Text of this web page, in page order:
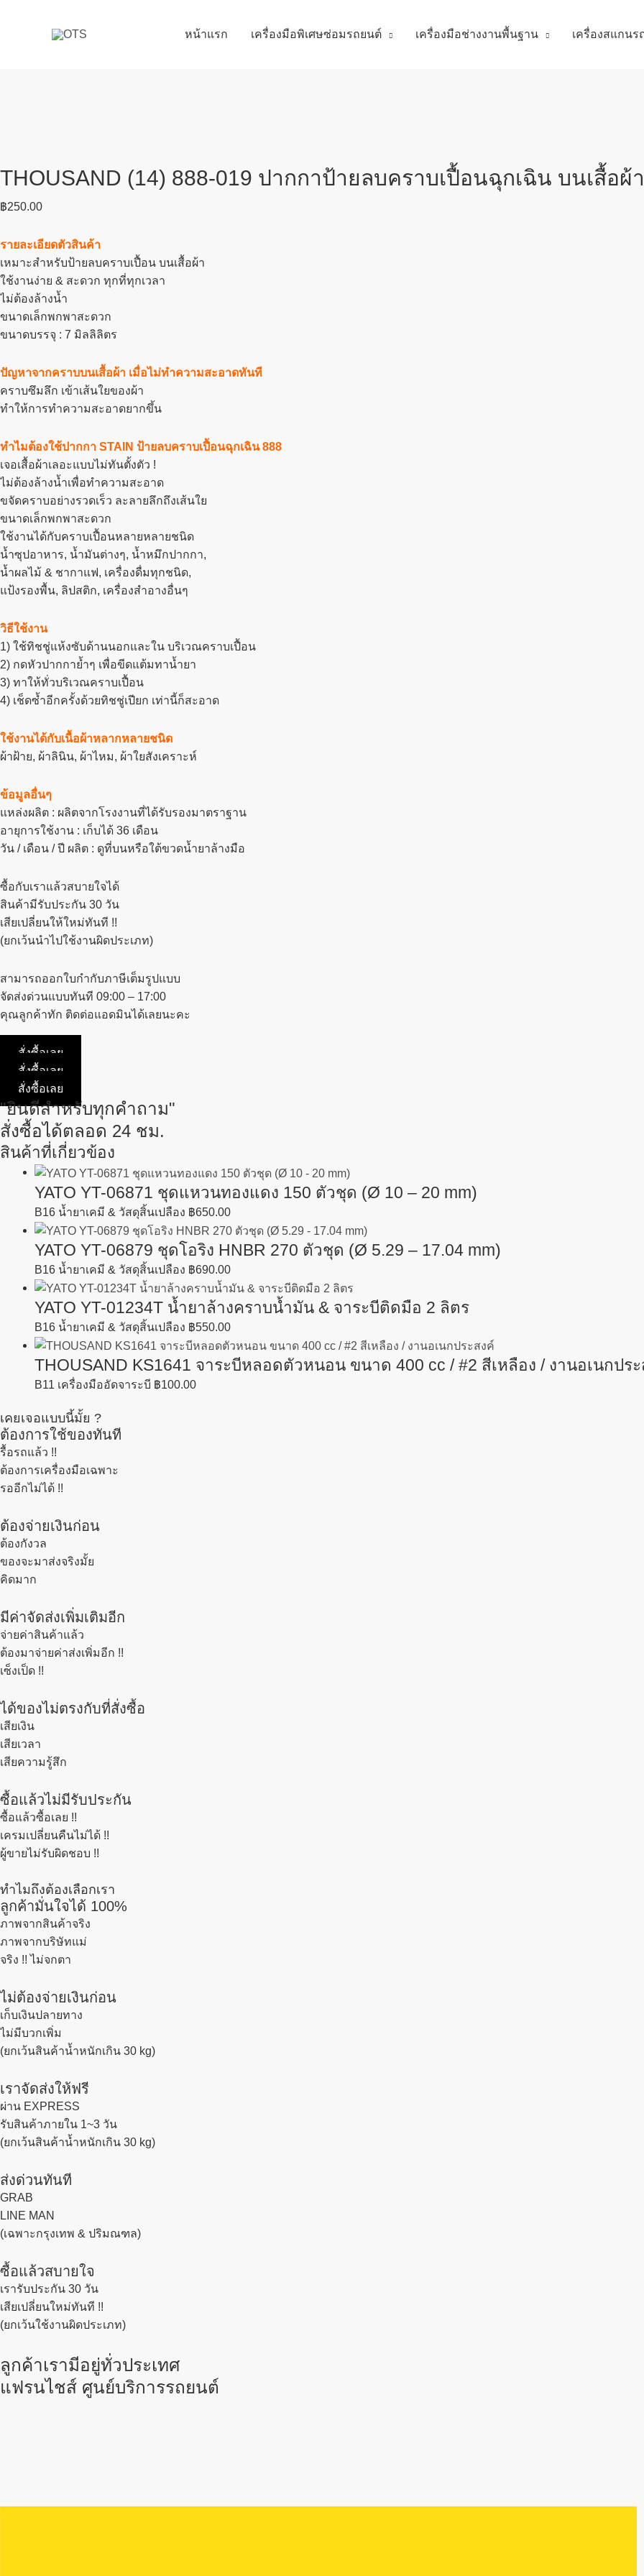
หน้าแรก เครื่องมือพิเศษซ่อมรถยนต์ เครื่องมือช่างงานพื้นฐาน เครื่องสแกนร
THOUSAND (14) 888-019 ปากกาป้ายลบคราบเปื้อนฉุกเฉิน บนเสื้อ
฿250.00
รายละเอียดตัวสินค้า
เหมาะสำหรับป้ายลบคราบเปื้อน บนเสื้อผ้า
ใช้งานง่าย & สะดวก ทุกที่ทุกเวลา
ไม่ต้องล้างน้ำ
ขนาดเล็กพกพาสะดวก
ขนาดบรรจุ : 7 มิลลิลิตร
ปัญหาจากคราบบนเสื้อผ้า เมื่อไม่ทำความสะอาดทันที
คราบซึมลึก เข้าเส้นใยของผ้า
ทำให้การทำความสะอาดยากขึ้น
ทำไมต้องใช้ปากกา STAIN ป้ายลบคราบเปื้อนฉุกเฉิน 888
เจอเสื้อผ้าเลอะแบบไม่ทันตั้งตัว !
ไม่ต้องล้างน้ำเพื่อทำความสะอาด
ขจัดคราบอย่างรวดเร็ว ละลายลึกถึงเส้นใย
ขนาดเล็กพกพาสะดวก
ใช้งานได้กับคราบเปื้อนหลายหลายชนิด
น้ำซุปอาหาร, น้ำมันต่างๆ, น้ำหมึกปากกา,
น้ำผลไม้ & ชากาแฟ, เครื่องดื่มทุกชนิด,
แป้งรองพื้น, ลิปสติก, เครื่องสำอางอื่นๆ
วิธีใช้งาน
1) ใช้ทิชชู่แห้งซับด้านนอกและใน บริเวณคราบเปื้อน
2) กดหัวปากกาย้ำๆ เพื่อขีดแต้มทาน้ำยา
3) ทาให้ทั่วบริเวณคราบเปื้อน
4) เช็ดซ้ำอีกครั้งด้วยทิชชู่เปียก เท่านี้ก็สะอาด
ใช้งานได้กับเนื้อผ้าหลากหลายชนิด
ผ้าฝ้าย, ผ้าลินิน, ผ้าไหม, ผ้าใยสังเคราะห์
ข้อมูลอื่นๆ
แหล่งผลิต : ผลิตจากโรงงานที่ได้รับรองมาตราฐาน
อายุการใช้งาน : เก็บได้ 36 เดือน
วัน / เดือน / ปี ผลิต : ดูที่บนหรือใต้ขวดน้ำยาล้างมือ
ซื้อกับเราแล้วสบายใจได้
สินค้ามีรับประกัน 30 วัน
เสียเปลี่ยนให้ใหม่ทันที !!
(ยกเว้นนำไปใช้งานผิดประเภท)
สามารถออกใบกำกับภาษีเต็มรูปแบบ
จัดส่งด่วนแบบทันที 09:00 – 17:00
คุณลูกค้าทัก ติดต่อแอดมินได้เลยนะคะ
สั่งซื้อเลย
สั่งซื้อเลย
สั่งซื้อเลย
"ยินดีสำหรับทุกคำถาม"
สั่งซื้อได้ตลอด 24 ชม.
สินค้าที่เกี่ยวข้อง
YATO YT-06871 ชุดแหวนทองแดง 150 ตัวชุด (Ø 10 – 20 mm)
B16 น้ำยาเคมี & วัสดุสิ้นเปลือง ฿650.00
YATO YT-06879 ชุดโอริง HNBR 270 ตัวชุด (Ø 5.29 – 17.04 mm)
B16 น้ำยาเคมี & วัสดุสิ้นเปลือง ฿690.00
YATO YT-01234T น้ำยาล้างคราบน้ำมัน & จาระบีติดมือ 2 ลิตร
B16 น้ำยาเคมี & วัสดุสิ้นเปลือง ฿550.00
THOUSAND KS1641 จาระบีหลอดตัวหนอน ขนาด 400 cc / #2 สีเหลือง / งานอเนกปร
B11 เครื่องมืออัดจาระบี ฿100.00
เคยเจอแบบนี้มั้ย ?
ต้องการใช้ของทันที
รื้อรถแล้ว !!
ต้องการเครื่องมือเฉพาะ
รออีกไม่ได้ !!
ต้องจ่ายเงินก่อน
ต้องกังวล
ของจะมาส่งจริงมั้ย
คิดมาก
มีค่าจัดส่งเพิ่มเติมอีก
จ่ายค่าสินค้าแล้ว
ต้องมาจ่ายค่าส่งเพิ่มอีก !!
เซ็งเป็ด !!
ได้ของไม่ตรงกับที่สั่งซื้อ
เสียเงิน
เสียเวลา
เสียความรู้สึก
ซื้อแล้วไม่มีรับประกัน
ซื้อแล้วซื้อเลย !!
เครมเปลี่ยนคืนไม่ได้ !!
ผู้ขายไม่รับผิดชอบ !!
ทำไมถึงต้องเลือกเรา
ลูกค้ามั่นใจได้ 100%
ภาพจากสินค้าจริง
ภาพจากบริษัทแม่
จริง !! ไม่จกตา
ไม่ต้องจ่ายเงินก่อน
เก็บเงินปลายทาง
ไม่มีบวกเพิ่ม
(ยกเว้นสินค้าน้ำหนักเกิน 30 kg)
เราจัดส่งให้ฟรี
ผ่าน EXPRESS
รับสินค้าภายใน 1~3 วัน
(ยกเว้นสินค้าน้ำหนักเกิน 30 kg)
ส่งด่วนทันที
GRAB
LINE MAN
(เฉพาะกรุงเทพ & ปริมณฑล)
ซื้อแล้วสบายใจ
เรารับประกัน 30 วัน
เสียเปลี่ยนใหม่ทันที !!
(ยกเว้นใช้งานผิดประเภท)
ลูกค้าเรามีอยู่ทั่วประเทศ
แฟรนไชส์ ศูนย์บริการรถยนต์